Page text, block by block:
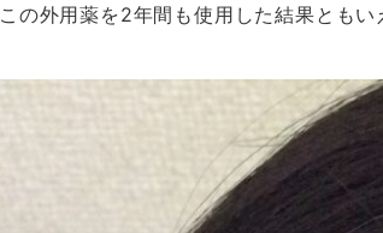
この外用薬を2年間も使用した結果とも